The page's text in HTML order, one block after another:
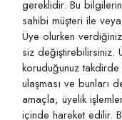
gereklidir. Bu
sahibi müşteri ile
Üye olurken
siz değiştirebilirsiniz.
koruduğunuz
ulaşması ve bunları
amaçla, üyelik
içinde hareket edilir.